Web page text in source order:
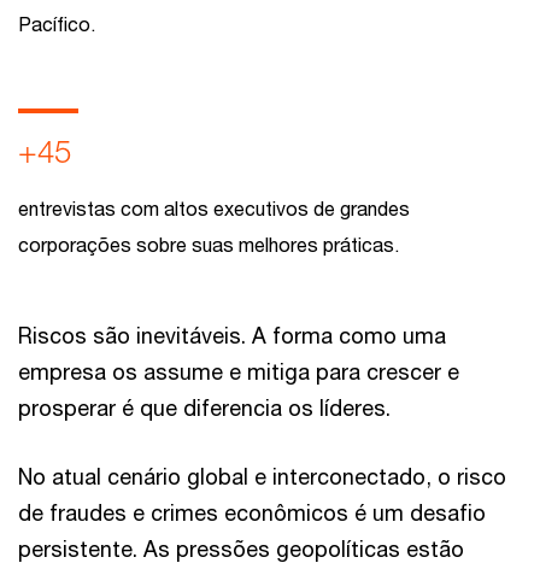
Pacífico.
+45
entrevistas com altos executivos de grandes
corporações sobre suas melhores práticas.
Riscos são inevitáveis. A forma como uma
empresa os assume e mitiga para crescer e
prosperar é que diferencia os líderes.
No atual cenário global e interconectado, o risco
de fraudes e crimes econômicos é um desafio
persistente. As pressões geopolíticas estão